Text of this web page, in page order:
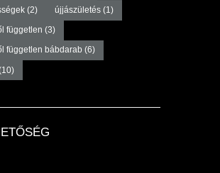
(2) újjászületés(1)
független (3)
független bábdarab (6)